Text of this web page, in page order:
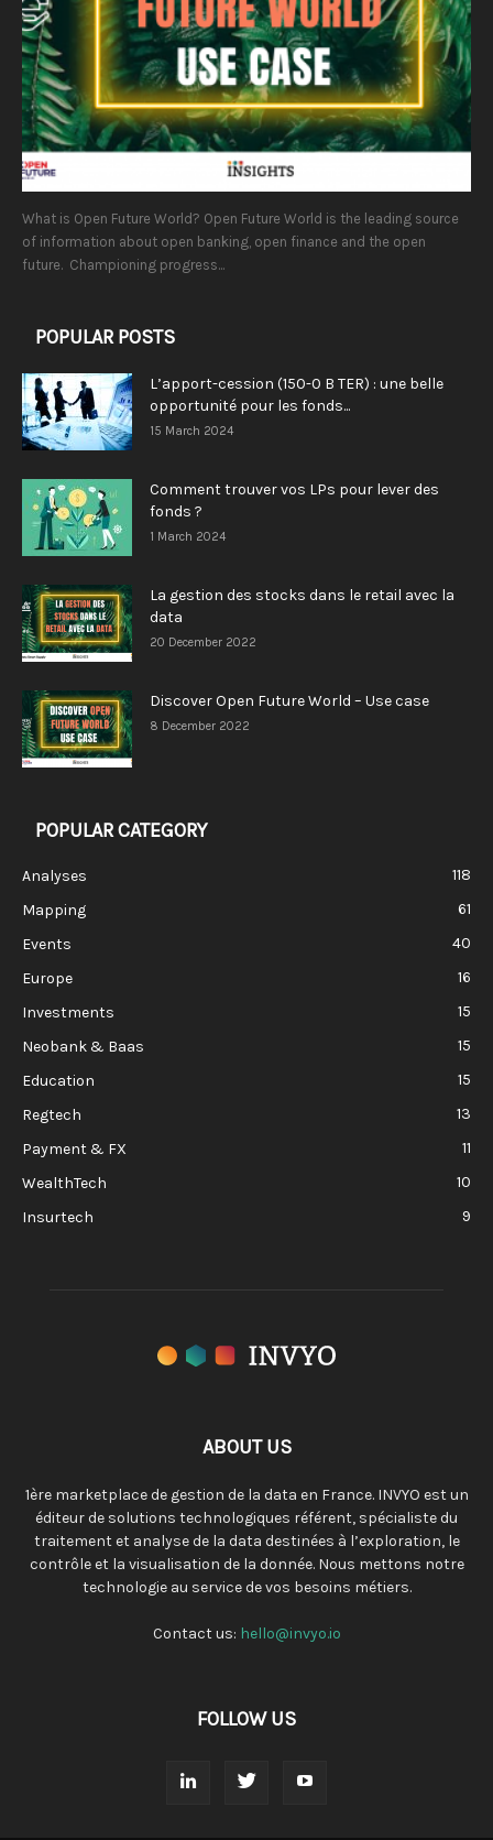
What is Open Future World? Open Future World is the leading source
of information about open banking, open finance and the open
future. Championing progress...
POPULAR POSTS
L’apport-cession (150-0 B TER) : une belle
opportunité pour les fonds...
15 March 2024
Comment trouver vos LPs pour lever des
fonds ?
1 March 2024
La gestion des stocks dans le retail avec la
data
20 December 2022
Discover Open Future World – Use case
8 December 2022
POPULAR CATEGORY
Analyses
118
Mapping
61
Events
40
Europe
16
Investments
15
Neobank & Baas
15
Education
15
Regtech
13
Payment & FX
11
WealthTech
10
Insurtech
9
ABOUT US
1ère marketplace de gestion de la data en France. INVYO est un
éditeur de solutions technologiques référent, spécialiste du
traitement et analyse de la data destinées à l’exploration, le
contrôle et la visualisation de la donnée. Nous mettons notre
technologie au service de vos besoins métiers.
Contact us: hello@invyo.io
FOLLOW US